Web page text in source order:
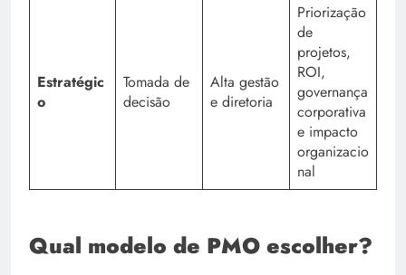
Estratégic
o
Tomada de
decisão
Alta gestão
e diretoria
Priorização
de
projetos,
ROI,
governança
corporativa
e impacto
organizacio
nal
Qual modelo de PMO escolher?